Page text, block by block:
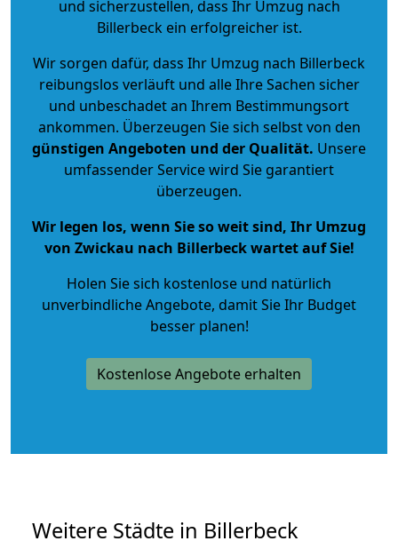
und sicherzustellen, dass Ihr Umzug nach
Billerbeck ein erfolgreicher ist.
Wir sorgen dafür, dass Ihr Umzug nach Billerbeck
reibungslos verläuft und alle Ihre Sachen sicher
und unbeschadet an Ihrem Bestimmungsort
ankommen. Überzeugen Sie sich selbst von den
günstigen Angeboten und der Qualität. Unsere
umfassender Service wird Sie garantiert
überzeugen.
Wir legen los, wenn Sie so weit sind, Ihr Umzug
von Zwickau nach Billerbeck wartet auf Sie!
Holen Sie sich kostenlose und natürlich
unverbindliche Angebote, damit Sie Ihr Budget
besser planen!
Kostenlose Angebote erhalten
Weitere Städte in Billerbeck